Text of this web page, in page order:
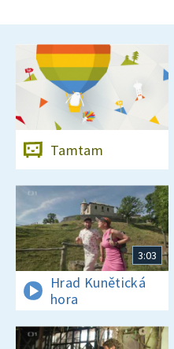
Tamtam
3:03
Hrad Kunětická
hora